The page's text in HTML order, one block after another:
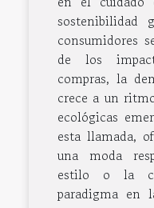
sostenibilidad
consumidores
de los
compras, la
crece a un
ecológicas
esta llamada,
una moda
estilo o la
paradigma